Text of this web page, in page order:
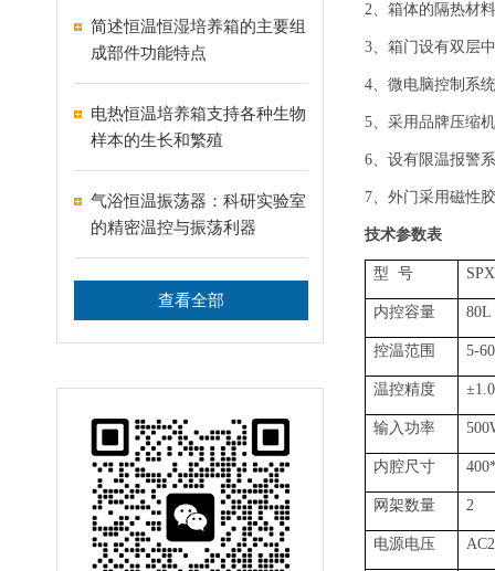
简述恒温恒湿培养箱的主要组
成部件功能特点
电热恒温培养箱支持各种生物
样本的生长和繁殖
气浴恒温振荡器：科研实验室
的精密温控与振荡利器
查看全部
2、箱体的隔热材
3、箱门设有双层
4、微电脑控制系
5、采用品牌压缩
6、设有限温报警
7、外门采用磁性
技术参数表
型 号
内控容量 80L
控温范围 5-
温控精度
输入功率
内腔尺寸
网架数量 2
电源电压